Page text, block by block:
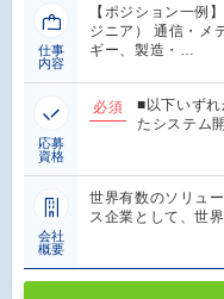
仕事
内容
【ポジション一例
ジニア） 通信・メ
ギー、製造・…
応募
資格
必須
■以下いず
たシステム
会社
概要
世界有数のソリュ
ス企業として、世